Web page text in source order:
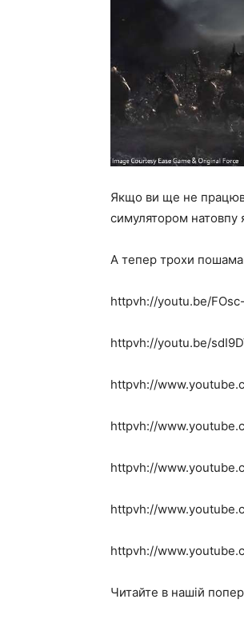
Якщо ви ще не
симулятором натовпу
А тепер трохи
httpvh://youtu.be/
httpvh://youtu.be/
httpvh://
httpvh://
httpvh://
httpvh://
httpvh://
Читайте в нашій